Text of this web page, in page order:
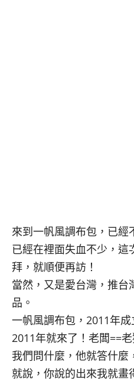
來到一帆風調布包，已
已經在裡面失血不少，這
拜，就順便再訪！
當然，又是愛台灣，推台
品。
一帆風調布包，2011年
2011年就來了！老闆==
我們問什麼，他就答什
就說，你說的出來我就畫